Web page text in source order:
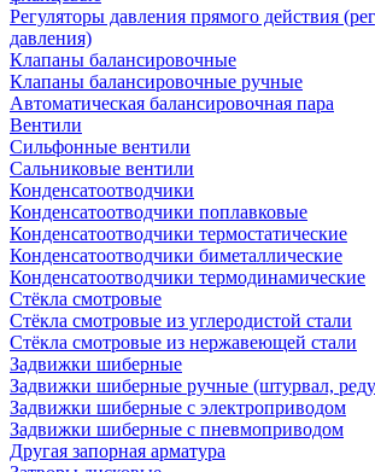
Регуляторы давления прямого действия
давления)
Клапаны балансировочные
Клапаны балансировочные ручные
Автоматическая балансировочная пара
Вентили
Сильфонные вентили
Сальниковые вентили
Конденсатоотводчики
Конденсатоотводчики поплавковые
Конденсатоотводчики термостатические
Конденсатоотводчики биметаллические
Конденсатоотводчики термодинамические
Стёкла смотровые
Стёкла смотровые из углеродистой стали
Стёкла смотровые из нержавеющей стали
Задвижки шиберные
Задвижки шиберные ручные (штурвал,
Задвижки шиберные с электроприводом
Задвижки шиберные с пневмоприводом
Другая запорная арматура